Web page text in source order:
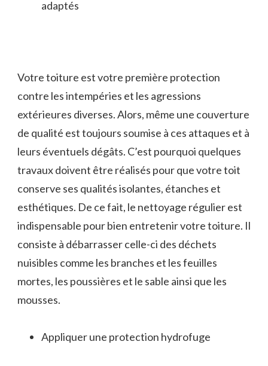
adaptés
Votre toiture est votre première protection
contre les intempéries et les agressions
extérieures diverses. Alors, même une couverture
de qualité est toujours soumise à ces attaques et à
leurs éventuels dégâts. C’est pourquoi quelques
travaux doivent être réalisés pour que votre toit
conserve ses qualités isolantes, étanches et
esthétiques. De ce fait, le nettoyage régulier est
indispensable pour bien entretenir votre toiture. Il
consiste à débarrasser celle-ci des déchets
nuisibles comme les branches et les feuilles
mortes, les poussières et le sable ainsi que les
mousses.
Appliquer une protection hydrofuge